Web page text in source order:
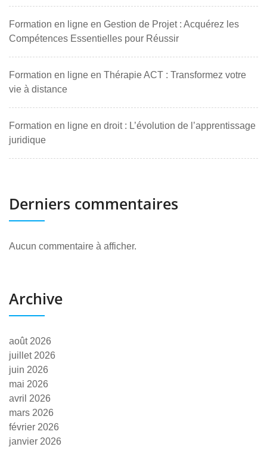
Formation en ligne en Gestion de Projet : Acquérez les
Compétences Essentielles pour Réussir
Formation en ligne en Thérapie ACT : Transformez votre
vie à distance
Formation en ligne en droit : L’évolution de l’apprentissage
juridique
Derniers commentaires
Aucun commentaire à afficher.
Archive
août 2026
juillet 2026
juin 2026
mai 2026
avril 2026
mars 2026
février 2026
janvier 2026